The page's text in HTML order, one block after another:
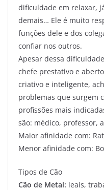
dificuldade em relaxar,
demais… Ele é muito
funções dele e dos
confiar nos outros.
Apesar dessa
chefe prestativo e
criativo e inteligente,
problemas que surgem
profissões mais
são: médico, professor,
Maior afinidade com:
Menor afinidade com:
Tipos de Cão
Cão de Metal: leais,